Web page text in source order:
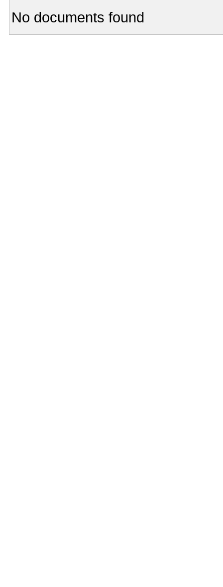
No documents found